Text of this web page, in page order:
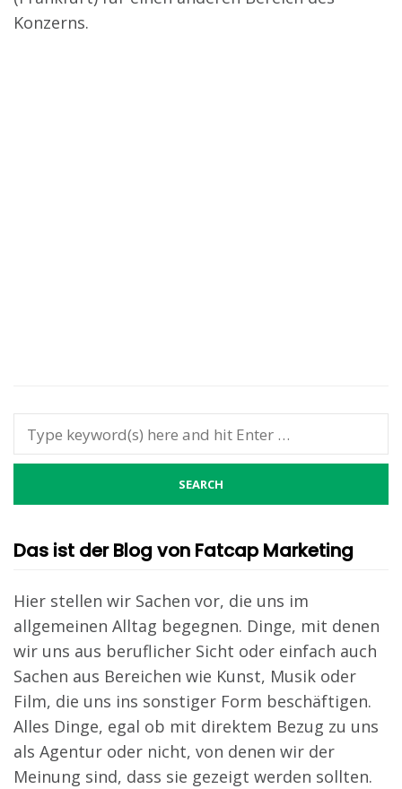
Konzerns.
Das ist der Blog von Fatcap Marketing
Hier stellen wir Sachen vor, die uns im
allgemeinen Alltag begegnen. Dinge, mit denen
wir uns aus beruflicher Sicht oder einfach auch
Sachen aus Bereichen wie Kunst, Musik oder
Film, die uns ins sonstiger Form beschäftigen.
Alles Dinge, egal ob mit direktem Bezug zu uns
als Agentur oder nicht, von denen wir der
Meinung sind, dass sie gezeigt werden sollten.